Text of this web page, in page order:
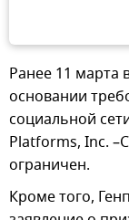
Ранее 11 марта
основании
социальной
Platforms, Inc.
ограничен.
Кроме того,